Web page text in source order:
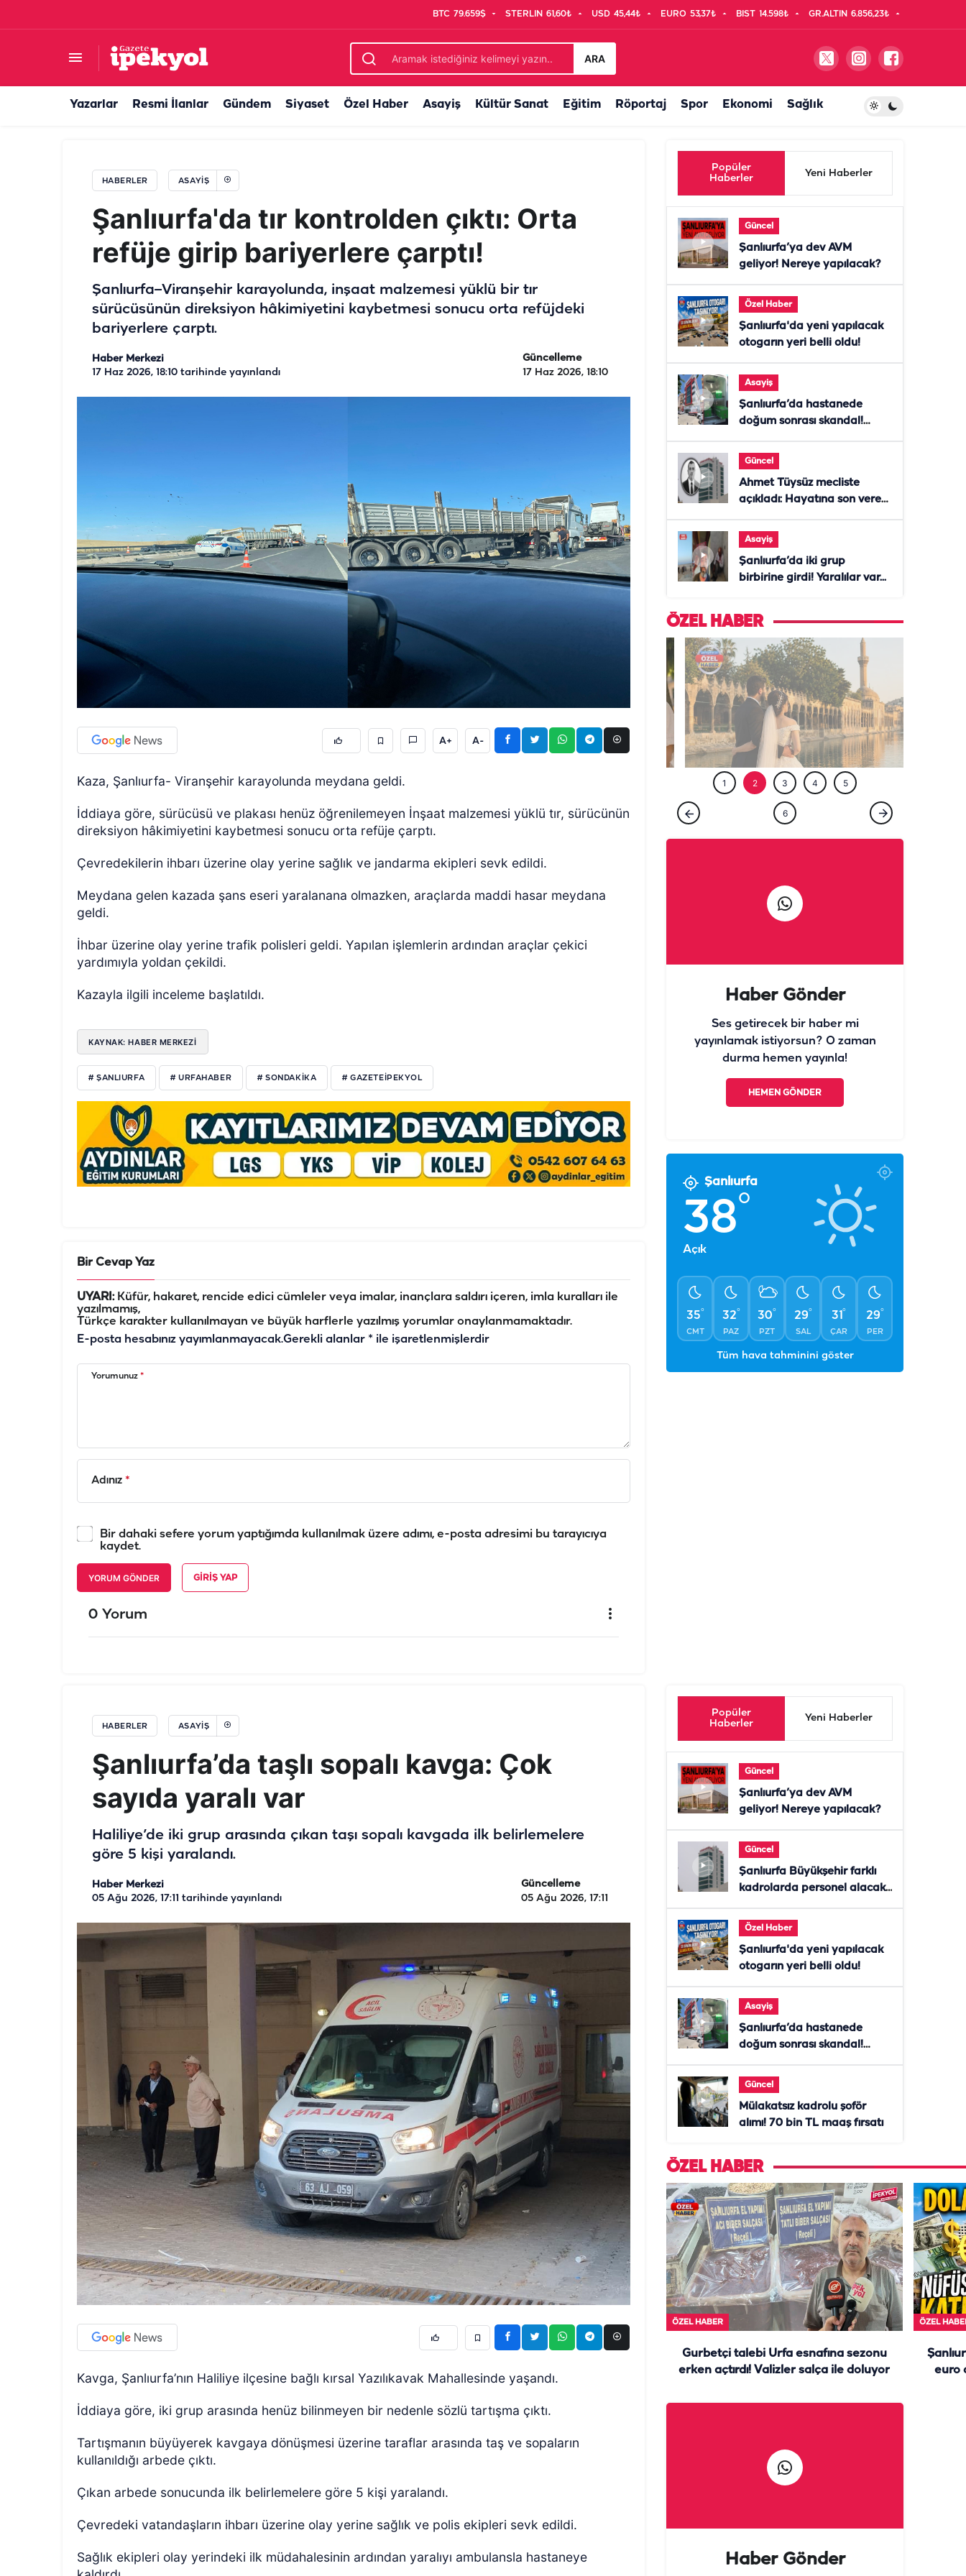
BTC 79.659$ STERLIN 61,60₺ USD 45,44₺ EURO 53,37₺ BIST 14.598₺ GR.ALTIN 6.856,23₺
ARA
Yazarlar Resmi İlanlar Gündem Siyaset Özel Haber Asayiş Kültür Sanat Eğitim Röportaj Spor Ekonomi Sağlık
HABERLER ASAYIŞ
Şanlıurfa'da tır kontrolden çıktı: Orta
refüje girip bariyerlere çarptı!
Şanlıurfa–Viranşehir karayolunda, inşaat malzemesi yüklü bir tır
sürücüsünün direksiyon hâkimiyetini kaybetmesi sonucu orta refüjdeki
bariyerlere çarptı.
Haber Merkezi
17 Haz 2026, 18:10 tarihinde yayınlandı
Güncelleme
17 Haz 2026, 18:10
A+ A-
Kaza, Şanlıurfa- Viranşehir karayolunda meydana geldi.
İddiaya göre, sürücüsü ve plakası henüz öğrenilemeyen İnşaat malzemesi yüklü tır, sürücünün
direksiyon hâkimiyetini kaybetmesi sonucu orta refüje çarptı.
Çevredekilerin ihbarı üzerine olay yerine sağlık ve jandarma ekipleri sevk edildi.
Meydana gelen kazada şans eseri yaralanana olmazken, araçlarda maddi hasar meydana
geldi.
İhbar üzerine olay yerine trafik polisleri geldi. Yapılan işlemlerin ardından araçlar çekici
yardımıyla yoldan çekildi.
Kazayla ilgili inceleme başlatıldı.
KAYNAK: HABER MERKEZI
# ŞANLIURFA # URFAHABER # SONDAKIKA # GAZETEIPEKYOL
Bir Cevap Yaz
UYARI:Küfür, hakaret, rencide edici cümleler veya imalar, inançlara saldırı içeren, imla kuralları ile
yazılmamış,
Türkçe karakter kullanılmayan ve büyük harflerle yazılmış yorumlar onaylanmamaktadır.
E-posta hesabınız yayımlanmayacak.Gerekli alanlar * ile işaretlenmişlerdir
Yorumunuz *
Adınız *
Bir dahaki sefere yorum yaptığımda kullanılmak üzere adımı, e-posta adresimi bu tarayıcıya
kaydet.
YORUM GÖNDER GIRIŞ YAP
0 Yorum
Popüler
Haberler
Yeni Haberler
Güncel
Şanlıurfa’ya dev AVM
geliyor! Nereye yapılacak?
Özel Haber
Şanlıurfa'da yeni yapılacak
otogarın yeri belli oldu!
Asayiş
Şanlıurfa’da hastanede
doğum sonrası skandal!
Güncel
Ahmet Tüysüz mecliste
açıkladı: Hayatına son veren
ölmezdim" notunu bıraktı
Asayiş
Şanlıurfa’da iki grup
birbirine girdi! Yaralılar var...
ÖZEL HABER
ÖZEL HABER
Şanlıurfalı çiftlerin paha biçilemez tarihi
şansı!
1 2 3 4 5
6
Haber Gönder
Ses getirecek bir haber mi
durma hemen yayınla!
HEMEN GÖNDER
38°
Açık
°
CMT
°
PAZ
°
PZT
°
SAL
°
ÇAR
°
PER
Tüm hava tahminini göster
HABERLER ASAYIŞ
Şanlıurfa’da taşlı sopalı kavga: Çok
sayıda yaralı var
Haliliye’de iki grup arasında çıkan taşı sopalı kavgada ilk belirlemelere
göre 5 kişi yaralandı.
Haber Merkezi
05 Ağu 2026, 17:11 tarihinde yayınlandı
Güncelleme
05 Ağu 2026, 17:11
Kavga, Şanlıurfa’nın Haliliye ilçesine bağlı kırsal Yazılıkavak Mahallesinde yaşandı.
İddiaya göre, iki grup arasında henüz bilinmeyen bir nedenle sözlü tartışma çıktı.
Tartışmanın büyüyerek kavgaya dönüşmesi üzerine taraflar arasında taş ve sopaların
kullanıldığı arbede çıktı.
Çıkan arbede sonucunda ilk belirlemelere göre 5 kişi yaralandı.
Çevredeki vatandaşların ihbarı üzerine olay yerine sağlık ve polis ekipleri sevk edildi.
Sağlık ekipleri olay yerindeki ilk müdahalesinin ardından yaralıyı ambulansla hastaneye
Popüler
Haberler
Yeni Haberler
Güncel
Şanlıurfa’ya dev AVM
geliyor! Nereye yapılacak?
Güncel
Şanlıurfa Büyükşehir farklı
kadrolarda personel alacak!
Özel Haber
Şanlıurfa'da yeni yapılacak
otogarın yeri belli oldu!
Asayiş
Şanlıurfa’da hastanede
doğum sonrası skandal!
Güncel
Mülakatsız kadrolu şoför
alımı! 70 bin TL maaş fırsatı
ÖZEL HABER
ÖZEL HABER
Gurbetçi talebi Urfa esnafına sezonu
erken açtırdı! Valizler salça ile doluyor
ÖZEL
euro
Haber Gönder